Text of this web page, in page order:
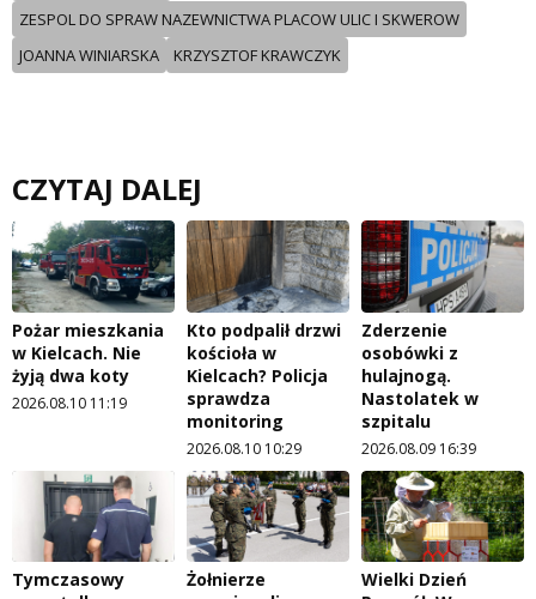
ZESPOL DO SPRAW NAZEWNICTWA PLACOW ULIC I SKWEROW
JOANNA WINIARSKA
KRZYSZTOF KRAWCZYK
CZYTAJ DALEJ
Pożar mieszkania
w Kielcach. Nie
żyją dwa koty
2026.08.10 11:19
Kto podpalił drzwi
kościoła w
Kielcach? Policja
sprawdza
monitoring
2026.08.10 10:29
Zderzenie
osobówki z
hulajnogą.
Nastolatek w
szpitalu
2026.08.09 16:39
Tymczasowy
Żołnierze
Wielki Dzień